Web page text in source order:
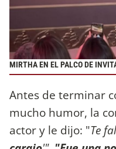
MIRTHA EN EL PALCO DE
Antes de terminar
mucho humor, la
actor y le dijo: "Te